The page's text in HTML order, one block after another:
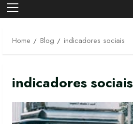
Primary
Home
Blog indicadores sociais
indicadores sociais